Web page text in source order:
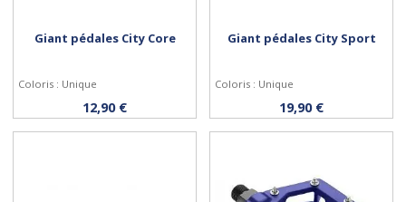
Acheter
Giant pédales City Core
Coloris : Unique
12,90 € Acheter
Giant pédales City Sport
Coloris : Unique
19,90 €